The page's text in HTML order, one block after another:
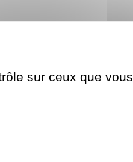
sur ceux que vous